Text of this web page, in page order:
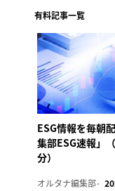
有料記事一覧
ESG情報を毎朝
集部ESG速報」
分）
オルタナ編集部